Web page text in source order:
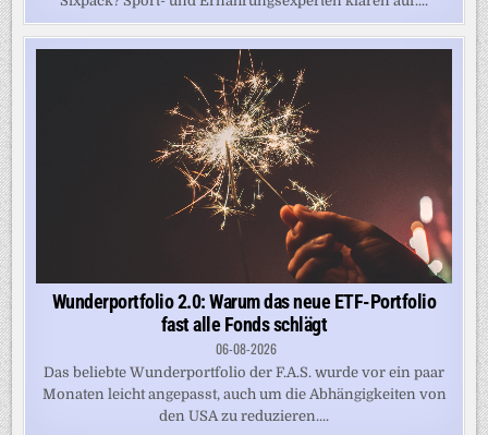
Wunderportfolio 2.0: Warum das neue ETF-Portfolio
fast alle Fonds schlägt
06-08-2026
Das beliebte Wunderportfolio der F.A.S. wurde vor ein paar
Monaten leicht angepasst, auch um die Abhängigkeiten von
den USA zu reduzieren....